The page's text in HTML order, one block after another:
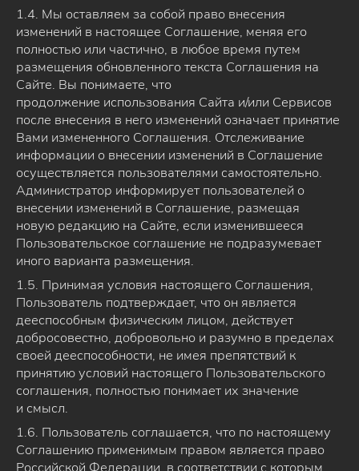
1.4. Мы оставляем за собой право внесения
изменений в настоящее Соглашение, меняя его
полностью или частично, в любое время путем
размещения обновленного текста Соглашения на
Сайте. Вы понимаете, что
продолжение использования Сайта и/или Сервисов
после внесения в него изменений означает принятие
Вами измененного Соглашения. Отслеживание
информации о внесении изменений в Соглашение
осуществляется пользователями самостоятельно.
Администратор информирует пользователей о
внесении изменений в Соглашение, размещая
новую редакцию на Сайте, если изменившееся
Пользовательское соглашение не подразумевает
иного варианта размещения.
1.5. Принимая условия настоящего Соглашения,
Пользователь подтверждает, что он является
дееспособным физическим лицом, действует
добросовестно, добровольно и разумно в пределах
своей дееспособности, не имея препятствий к
принятию условий настоящего Пользовательского
соглашения, полностью понимает их значение
и смысл.
1.6. Пользователь соглашается, что по настоящему
Соглашению применимым правом является право
Российской Федерации, в соответствии с которым